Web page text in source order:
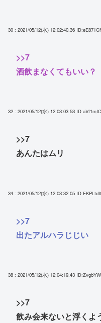
30 : 2021/05/12(水) 12:02:40.36
>>7
酒飲まなくてもいい？
32 : 2021/05/12(水) 12:03:03.53
>>7
あんたはムリ
34 : 2021/05/12(水) 12:03:32.05
>>7
出たアルハラじじい
38 : 2021/05/12(水) 12:04:19.43
>>7
飲み会来ないと浮くよ